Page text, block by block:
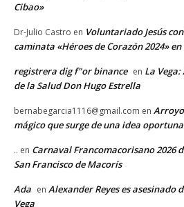
Cibao»
Dr-Julio Castro en Voluntariado Jesús
caminata «Héroes de Corazón 2024»
registrera dig f"or binance en La
de la Salud Don Hugo Estrella
bernabegarcia1116@gmail.com en
mágico que surge de una idea oportuna
.. en Carnaval Francomacorisano 2026
San Francisco de Macorís
Ada en Alexander Reyes es asesinado
Vega